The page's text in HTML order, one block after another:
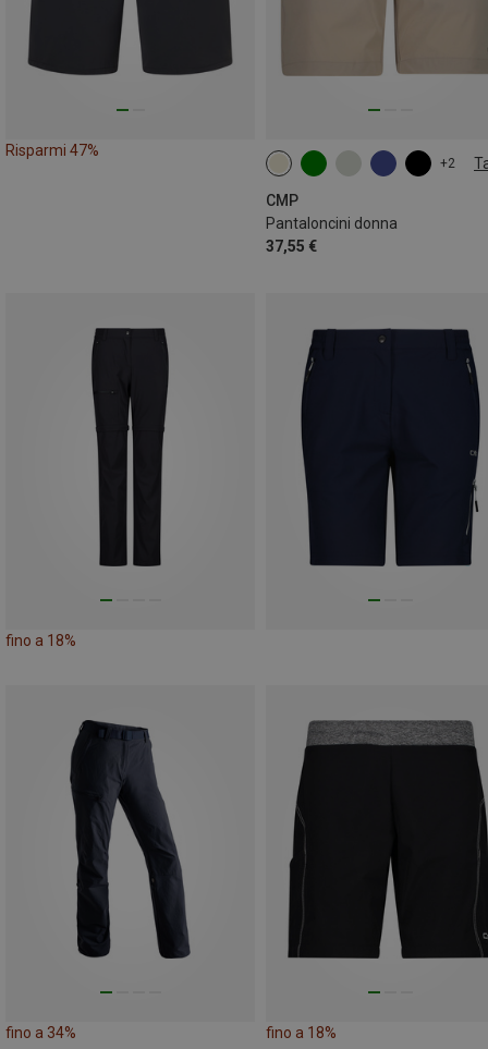
Risparmi 47%
+2
CMP
Pantaloncini donna
37,55 €
fino a 18%
fino a 34% fino a 18%